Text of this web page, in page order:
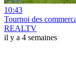
10:43
Tournoi des
REALTV
il y a 4 semaines